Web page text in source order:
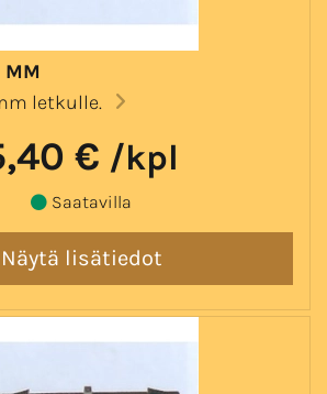
MM
letkulle.
€ /kpl
Saatavilla